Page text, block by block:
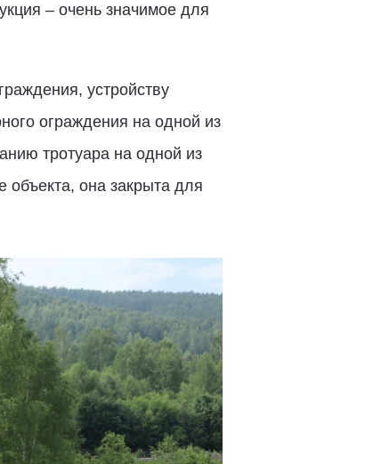
– очень значимое для
устройству
ограждения на одной из
тротуара на одной из
объекта, она закрыта для